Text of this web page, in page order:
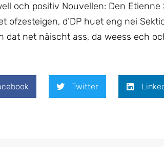
och positiv Nouvellen: Den
d’DP huet eng nei
dat net näischt ass, da weess ech
Twitter